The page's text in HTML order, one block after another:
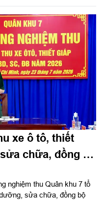
xe ô tô, thiết
chữa, đồng bộ
nghiệm thu Quân khu 7 tổ
sửa chữa, đồng bộ